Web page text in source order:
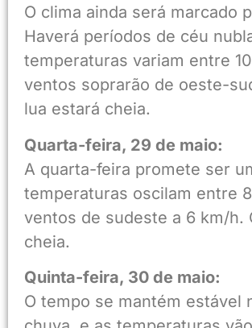
O clima ainda será marcado
Haverá períodos de céu
temperaturas variam entre
ventos soprarão de oeste-
lua estará cheia.
Quarta-feira, 29 de maio:
A quarta-feira promete ser
temperaturas oscilam entre
ventos de sudeste a 6 km/h.
cheia.
Quinta-feira, 30 de maio:
O tempo se mantém estável